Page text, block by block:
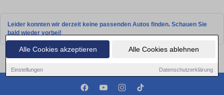
Alle Cookies akzeptieren Alle Cookies ablehnen
Einstellungen Datenschutzerklärung
Leider konnten wir derzeit keine passenden Autos finden. Schauen Sie
bald wieder vorbei!